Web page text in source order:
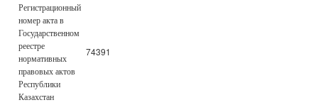
Регистрационный
номер акта в
Государственном
реестре
нормативных
правовых актов
Республики
Казахстан
74391